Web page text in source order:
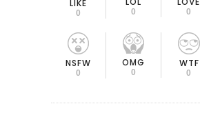
LIKE
0 0 0
NSFW
0
OMG
0
WTF
0